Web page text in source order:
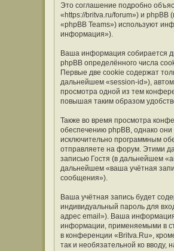
Это соглашение подробно
«https://britva.ru/forum») и
«phpBB Teams») используют
информация»).
Ваша информация собирается
phpBB определённого числа
Первые две cookie содержат
дальнейшем «session-id»),
просмотра одной из тем
повышая таким образом
Также во время просмотра
обеспечению phpBB, однако они
исключительно программным
отправляете на форум. Этими
записью Гостя (в дальнейшем
дальнейшем «ваша учётная
сообщения»).
Ваша учётная запись будет
индивидуальный пароль для
адрес email»). Ваша
информации, применяемыми в
в конференции «Britva.Ru»,
так и необязательной ко